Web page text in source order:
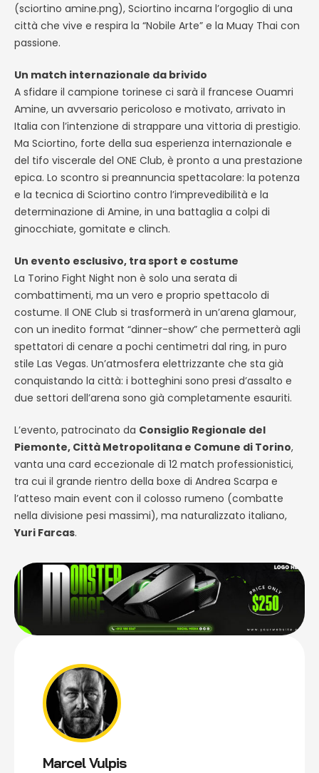
(sciortino amine.png), Sciortino incarna l’orgoglio di una
città che vive e respira la “Nobile Arte” e la Muay Thai con
passione.
Un match internazionale da brivido
A sfidare il campione torinese ci sarà il francese Ouamri
Amine, un avversario pericoloso e motivato, arrivato in
Italia con l’intenzione di strappare una vittoria di prestigio.
Ma Sciortino, forte della sua esperienza internazionale e
del tifo viscerale del ONE Club, è pronto a una prestazione
epica. Lo scontro si preannuncia spettacolare: la potenza
e la tecnica di Sciortino contro l’imprevedibilità e la
determinazione di Amine, in una battaglia a colpi di
ginocchiate, gomitate e clinch.
Un evento esclusivo, tra sport e costume
La Torino Fight Night non è solo una serata di
combattimenti, ma un vero e proprio spettacolo di
costume. Il ONE Club si trasformerà in un’arena glamour,
con un inedito format “dinner-show” che permetterà agli
spettatori di cenare a pochi centimetri dal ring, in puro
stile Las Vegas. Un’atmosfera elettrizzante che sta già
conquistando la città: i botteghini sono presi d’assalto e
due settori dell’arena sono già completamente esauriti.
L’evento, patrocinato da Consiglio Regionale del
Piemonte, Città Metropolitana e Comune di Torino,
vanta una card eccezionale di 12 match professionistici,
tra cui il grande rientro della boxe di Andrea Scarpa e
l’atteso main event con il colosso rumeno (combatte
nella divisione pesi massimi), ma naturalizzato italiano,
Yuri Farcas.
Marcel Vulpis